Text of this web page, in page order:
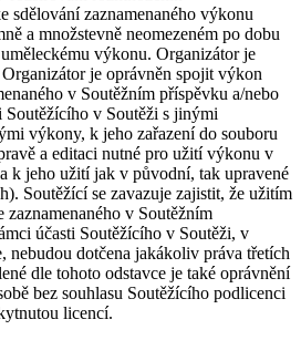
sdělování zaznamenaného výkonu
a množstevně neomezeném po dobu
výkonu. Organizátor je
je oprávněn spojit výkon
v Soutěžním příspěvku a/nebo
v Soutěži s jinými
výkony, k jeho zařazení do souboru
a editaci nutné pro užití výkonu v
k jeho užití jak v původní, tak upravené
Soutěžící se zavazuje zajistit, že užitím
v Soutěžním
účasti Soutěžícího v Soutěži, v
nebudou dotčena jakákoliv práva třetích
dle tohoto odstavce je také oprávnění
bez souhlasu Soutěžícího podlicenci
licencí.